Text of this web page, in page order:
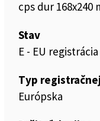
cps dur 168x240
Stav
E - EU registrácia
Typ
Európska